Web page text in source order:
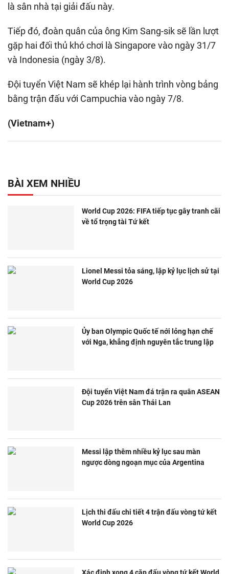
là sân nhà tại giải đấu này.
Tiếp đó, đoàn quân của ông Kim Sang-sik sẽ lần lượt
gặp hai đối thủ khó chơi là Singapore vào ngày 31/7
và Indonesia (ngày 3/8).
Đội tuyển Việt Nam sẽ khép lại hành trình vòng bảng
bằng trận đấu với Campuchia vào ngày 7/8.
(Vietnam+)
BÀI XEM NHIỀU
World Cup 2026: FIFA tiếp tục gây tranh cãi
về tổ trọng tài Tứ kết
Lionel Messi tỏa sáng, lập kỷ lục lịch sử tại
World Cup 2026
Ủy ban Olympic Quốc tế nới lỏng hạn chế
với Nga, khẳng định nguyên tắc trung lập
Đội tuyển Việt Nam đá trận ra quân ASEAN
Cup 2026 trên sân Thái Lan
Messi lập thêm nhiều kỷ lục sau màn
ngược dòng ngoạn mục của Argentina
Lịch thi đấu chi tiết 4 trận đấu vòng tứ kết
World Cup 2026
Xác định xong 4 cặp đấu vòng tứ kết World